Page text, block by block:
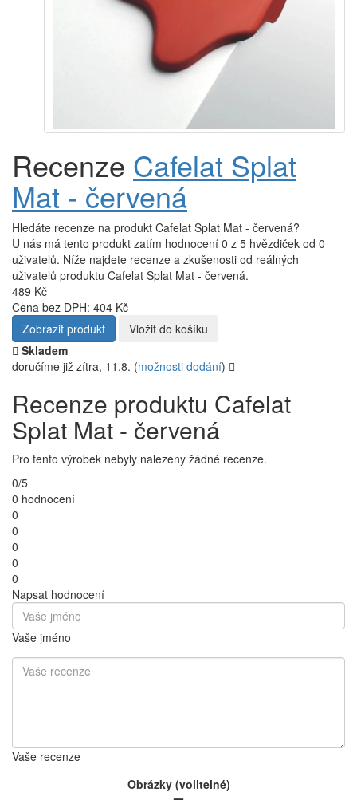
Recenze Cafelat Splat
Mat - červená
Hledáte recenze na produkt Cafelat Splat Mat - červená?
U nás má tento produkt zatím hodnocení 0 z 5 hvězdiček od 0
uživatelů. Níže najdete recenze a zkušenosti od reálných
uživatelů produktu Cafelat Splat Mat - červená.
489 Kč
Cena bez DPH: 404 Kč
Zobrazit produkt
Vložit do košíku
Skladem
doručíme již zítra, 11.8. (možnosti dodání)
Recenze produktu Cafelat
Splat Mat - červená
Pro tento výrobek nebyly nalezeny žádné recenze.
0/5
0 hodnocení
0
0
0
0
0
Napsat hodnocení
Vaše jméno
Vaše recenze
Obrázky (volitelné)